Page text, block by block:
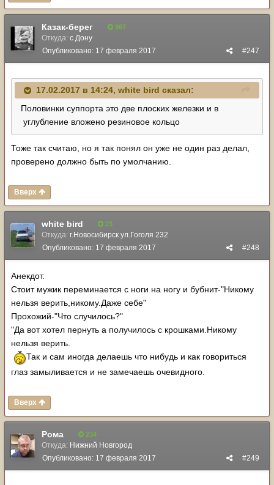
Казак-берег 967
Откуда: с Дону
#247
Опубликовано: 17 февраля 2017
17.02.2017 в 14:24, white bird сказал:
Половинки суппорта это две плоских железки и в
углубление вложено резиновое кольцо
Тоже так считаю, но я так понял он уже не один раз делал,
проверено должно быть по умолчанию.
Вверх
white bird 23
Откуда: г.Новосибирск ул.Гоголя 232
#248
Опубликовано: 17 февраля 2017
Анекдот.
Стоит мужик переминается с ноги на ногу и бубнит-"Никому
нельзя верить,никому.Даже себе"
Прохожий-"Что случилось?"
"Да вот хотел пернуть а получилось с крошками.Никому
нельзя верить.
Так и сам иногда делаешь что нибудь и как говориться
глаз замыливается и не замечаешь очевидного.
Вверх
Рома 234
Откуда: Нижний Новгород
#249
Опубликовано: 17 февраля 2017